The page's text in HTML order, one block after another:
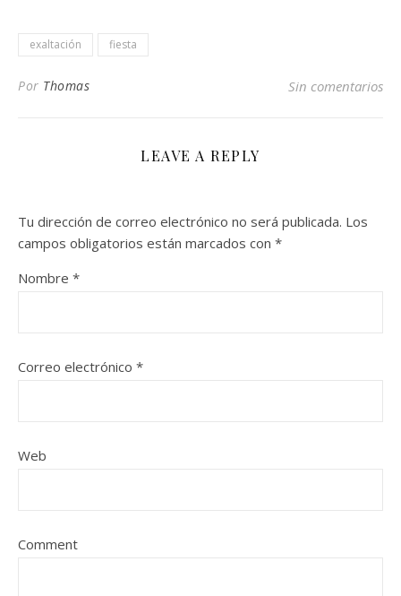
exaltación fiesta
Por Thomas Sin comentarios
LEAVE A REPLY
Tu dirección de correo electrónico no será publicada. Los
campos obligatorios están marcados con *
Nombre *
Correo electrónico *
Web
Comment